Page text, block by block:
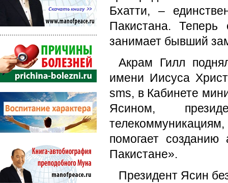
Бхатти, –
Пакистана.
занимает бывший
Акрам Гилл
имени Иисуса
sms, в Кабинете
Ясином,
помогает
Пакистане».
Президент Ясин